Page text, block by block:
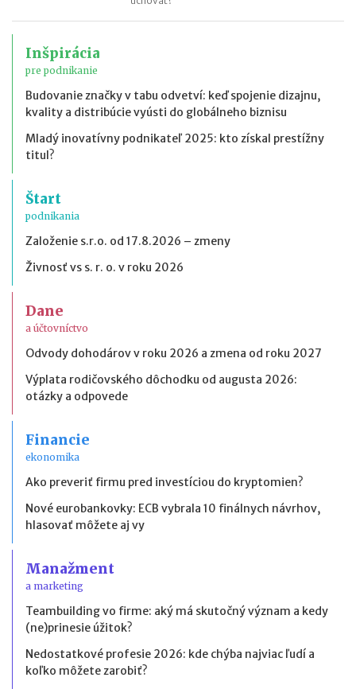
Inšpirácia
pre podnikanie
Budovanie značky v tabu odvetví: keď spojenie dizajnu,
kvality a distribúcie vyústi do globálneho biznisu
Mladý inovatívny podnikateľ 2025: kto získal prestížny
titul?
Štart
podnikania
Založenie s.r.o. od 17.8.2026 – zmeny
Živnosť vs s. r. o. v roku 2026
Dane
a účtovníctvo
Odvody dohodárov v roku 2026 a zmena od roku 2027
Výplata rodičovského dôchodku od augusta 2026:
otázky a odpovede
Financie
ekonomika
Ako preveriť firmu pred investíciou do kryptomien?
Nové eurobankovky: ECB vybrala 10 finálnych návrhov,
hlasovať môžete aj vy
Manažment
a marketing
Teambuilding vo firme: aký má skutočný význam a kedy
(ne)prinesie úžitok?
Nedostatkové profesie 2026: kde chýba najviac ľudí a
koľko môžete zarobiť?